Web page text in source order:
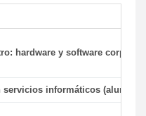
hardware y software
servicios informáticos (alumnos)